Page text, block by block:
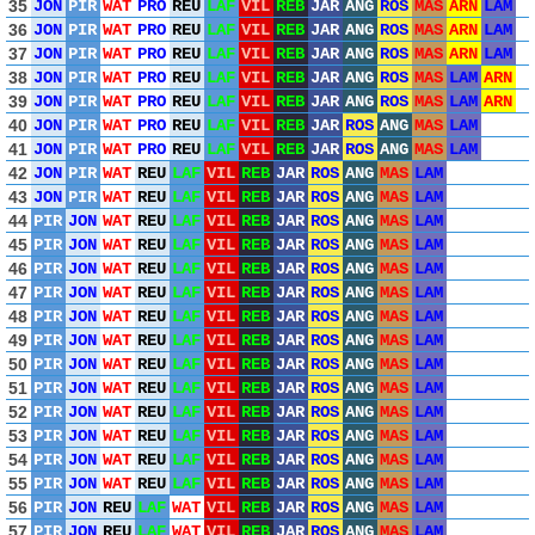
35 JON PIR WAT PRO REU LAF VIL REB JAR ANG ROS MAS ARN LAM
36 JON PIR WAT PRO REU LAF VIL REB JAR ANG ROS MAS ARN LAM
37 JON PIR WAT PRO REU LAF VIL REB JAR ANG ROS MAS ARN LAM
38 JON PIR WAT PRO REU LAF VIL REB JAR ANG ROS MAS LAM ARN
39 JON PIR WAT PRO REU LAF VIL REB JAR ANG ROS MAS LAM ARN
40 JON PIR WAT PRO REU LAF VIL REB JAR ROS ANG MAS LAM
41 JON PIR WAT PRO REU LAF VIL REB JAR ROS ANG MAS LAM
42 JON PIR WAT REU LAF VIL REB JAR ROS ANG MAS LAM
43 JON PIR WAT REU LAF VIL REB JAR ROS ANG MAS LAM
44 PIR JON WAT REU LAF VIL REB JAR ROS ANG MAS LAM
45 PIR JON WAT REU LAF VIL REB JAR ROS ANG MAS LAM
46 PIR JON WAT REU LAF VIL REB JAR ROS ANG MAS LAM
47 PIR JON WAT REU LAF VIL REB JAR ROS ANG MAS LAM
48 PIR JON WAT REU LAF VIL REB JAR ROS ANG MAS LAM
49 PIR JON WAT REU LAF VIL REB JAR ROS ANG MAS LAM
50 PIR JON WAT REU LAF VIL REB JAR ROS ANG MAS LAM
51 PIR JON WAT REU LAF VIL REB JAR ROS ANG MAS LAM
52 PIR JON WAT REU LAF VIL REB JAR ROS ANG MAS LAM
53 PIR JON WAT REU LAF VIL REB JAR ROS ANG MAS LAM
54 PIR JON WAT REU LAF VIL REB JAR ROS ANG MAS LAM
55 PIR JON WAT REU LAF VIL REB JAR ROS ANG MAS LAM
56 PIR JON REU LAF WAT VIL REB JAR ROS ANG MAS LAM